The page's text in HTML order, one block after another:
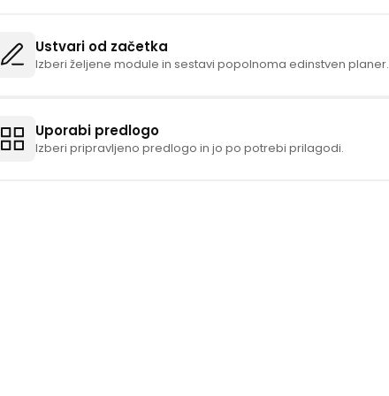
Ustvari od začetka
Izberi željene module in sestavi popolnoma edinstven planer.
Uporabi predlogo
Izberi pripravljeno predlogo in jo po potrebi prilagodi.